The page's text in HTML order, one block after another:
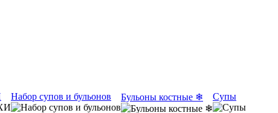
Набор супов и бульонов Бульоны костные ❄ Супы